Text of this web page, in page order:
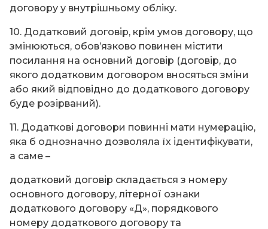
договору у внутрішньому обліку.
10. Додатковий договір, крім умов договору, що
змінюються, обов’язково повинен містити
посилання на основний договір (договір, до
якого додатковим договором вносяться зміни
або який відповідно до додаткового договору
буде розірваний).
11. Додаткові договори повинні мати нумерацію,
яка б однозначно дозволяла їх ідентифікувати,
а саме –
додатковий договір складається з номеру
основного договору, літерної ознаки
додаткового договору «Д», порядкового
номеру додаткового договору та